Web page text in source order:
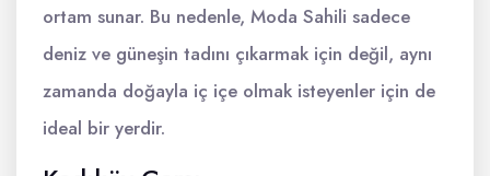
ortam sunar. Bu nedenle, Moda Sahili sadece
deniz ve güneşin tadını çıkarmak için değil, aynı
zamanda doğayla iç içe olmak isteyenler için de
ideal bir yerdir.